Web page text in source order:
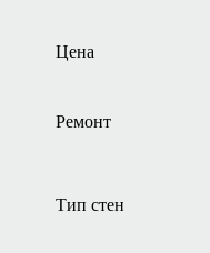
Цена
Ремонт
Тип стен